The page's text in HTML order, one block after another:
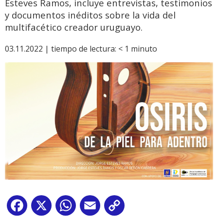
Esteves Ramos, incluye entrevistas, testimonios
y documentos inéditos sobre la vida del
multifacético creador uruguayo.
03.11.2022 | tiempo de lectura: < 1 minuto
Facebook
X WhatsApp
Email